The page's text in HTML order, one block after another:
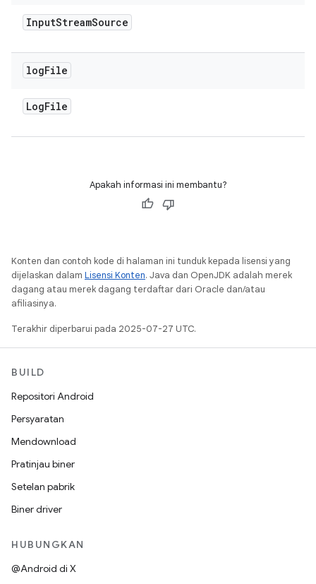
InputStreamSource
logFile
LogFile
Apakah informasi ini membantu?
Konten dan contoh kode di halaman ini tunduk kepada lisensi yang
dijelaskan dalam Lisensi Konten. Java dan OpenJDK adalah merek
dagang atau merek dagang terdaftar dari Oracle dan/atau
afiliasinya.
Terakhir diperbarui pada 2025-07-27 UTC.
BUILD
Repositori Android
Persyaratan
Mendownload
Pratinjau biner
Setelan pabrik
Biner driver
HUBUNGKAN
@Android di X